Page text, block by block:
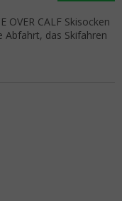
OVER CALF Skisocken
Abfahrt, das Skifahren